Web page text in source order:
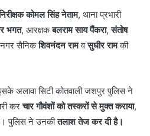
कोमल सिंह नेताम, थाना प्रभारी
भगत, आरक्षकबलराम साय पैंकरा,संतोष
सैनिकशिवनंदन रामवसुधीर रामकी
अलावा सिटी कोतवाली जशपुर पुलिस ने
करचार गौवंशों को तस्करों से मुक्त कराया,
पुलिस ने उनकीतलाश तेज कर दी है।